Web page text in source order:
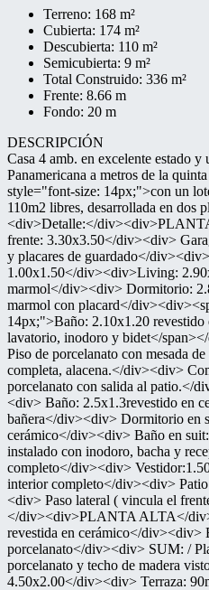
Terreno: 168 m²
Cubierta: 174 m²
Descubierta: 110 m²
Semicubierta: 9 m²
Total Construido: 336 m²
Frente: 8.66 m
Fondo: 20 m
DESCRIPCIÓN
Casa 4 amb. en excelente estado
Panamericana a metros de la
style="font-size: 14px;">con un
110m2 libres, desarrollada en dos
<div>Detalle:</
frente: 3.30x3.50</div><div>
y placares de guardado</
1.00x1.50</div><div>Living:
marmol</div><div> Dormitorio:
marmol con placard</
14px;">Baño: 2.10x1.20 revestido
lavatorio, inodoro y bidet</
Piso de porcelanato con mesada
completa, alacena.</div><div>
porcelanato con salida al patio.</
<div> Baño: 2.5x1.3revestido en
bañera</div><div> Dormitorio en
cerámico</div><div> Baño en
instalado con inodoro, bacha y
completo</div><div>
interior completo</div><div>
<div> Paso lateral ( vincula el
</div><div>PLANTA ALTA</
revestida en cerámico</div><div>
porcelanato</div><div> SUM: /
porcelanato y techo de madera
4.50x2.00</div><div> Terraza: